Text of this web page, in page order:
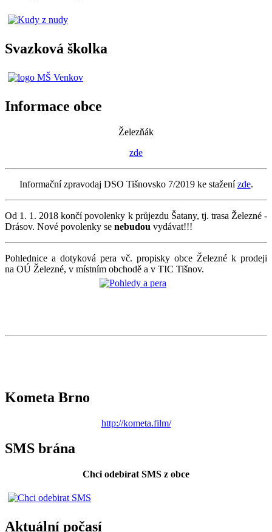
Svazková školka
Informace obce
Železňák
zde
Informační zpravodaj DSO Tišnovsko 7/2019 ke staženízde.
Od 1. 1. 2018 končí povolenky k průjezdu Šatany, tj. trasa Železné -
Drásov. Nové povolenky se nebudou vydávat!!!
Pohlednice a dotyková pera vč. propisky obce Železné k prodeji
na OÚ Železné, v místním obchodě a v TIC Tišnov.
Kometa Brno
http://kometa.film/
SMS brána
Chci odebírat SMS z obce
Aktuální počasí